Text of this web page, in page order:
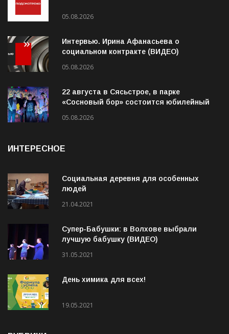
«Подсмотрено» от 05.08.2026 (ВИДЕО)
05.08.2026
Интервью. Ирина Афанасьева о
05.08.2026
22 августа в Сясьстрое, в парке
Социальная деревня для особенных
21.04.2021
Супер-Бабушки: в Волхове выбрали
31.05.2021
День химика для всех!